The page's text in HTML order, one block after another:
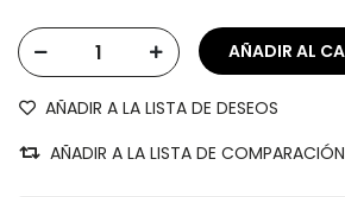
AÑADIR A LA LISTA DE DESEOS
AÑADIR A LA LISTA DE COMPARACIÓN